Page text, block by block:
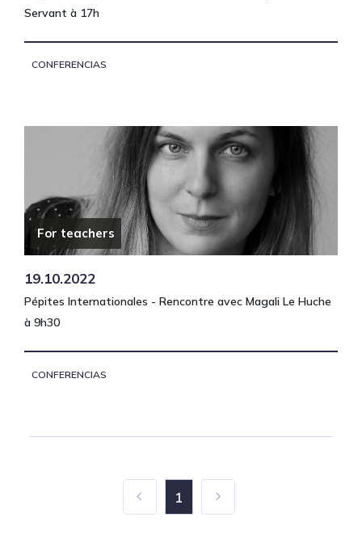
Servant à 17h
CONFERENCIAS
For teachers
19.10.2022
Pépites Internationales - Rencontre avec Magali Le Huche
à 9h30
CONFERENCIAS
1